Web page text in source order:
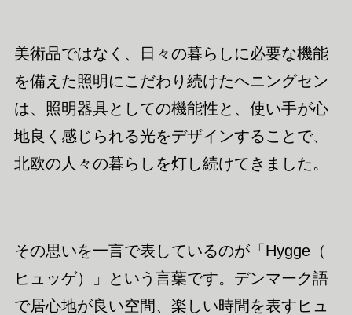
美術品ではなく、日々の暮らしに必要な機能
を備えた照明にこだわり続けたヘニングセン
は、照明器具としての機能性と、使い手が心
地良く感じられる光をデザインすることで、
北欧の人々の暮らしを灯し続けてきました。
その思いを一言で表しているのが「Hygge（
ヒュッゲ）」という言葉です。デンマーク語
で居心地が良い空間、楽しい時間を表すヒュ